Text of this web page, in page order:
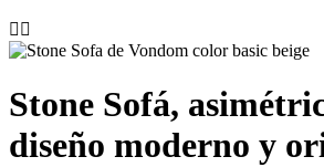
 
Stone Sofá,
diseño moderno y